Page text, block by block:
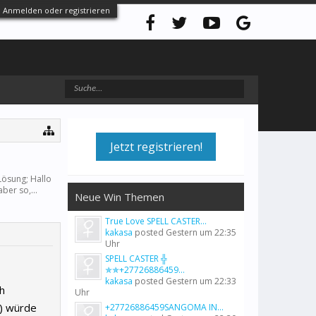
Anmelden oder registrieren
Hallo
so,...
würde
Jetzt registrieren!
Neue Win Themen
True Love SPELL CASTER...
kakasa posted Gestern um 22:35
Uhr
SPELL CASTER ╬
✯✯+27726886459...
kakasa posted Gestern um 22:33
Uhr
+27726886459SANGOMA IN...